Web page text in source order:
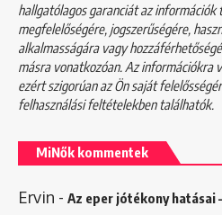
hallgatólagos garanciát az információk
megfelelőségére, jogszerűségére,
alkalmasságára vagy
másra vonatkozóan. Az információkra
ezért szigorúan az Ön saját
felhasználási feltételekbentalálhatók.
MiNők kommentek
Ervin - Az eper jótékony hatásai